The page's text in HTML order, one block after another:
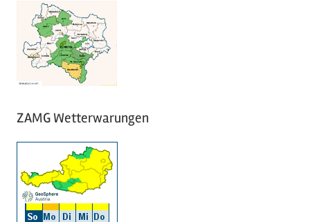
ZAMG Wetterwarungen